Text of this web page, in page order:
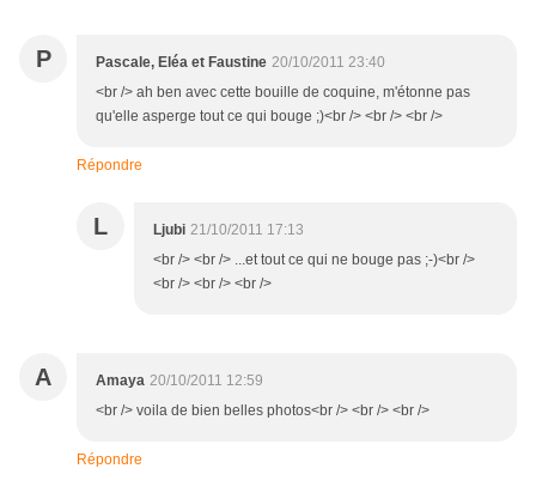
P Pascale, Eléa et Faustine 20/10/2011 23:40
<br /> ah ben avec cette bouille de coquine, m'étonne pas
qu'elle asperge tout ce qui bouge ;)<br /> <br /> <br />
Répondre
L Ljubi 21/10/2011 17:13
<br /> <br /> ...et tout ce qui ne bouge pas ;-)<br />
<br /> <br /> <br />
A Amaya 20/10/2011 12:59
<br /> voila de bien belles photos<br /> <br /> <br />
Répondre